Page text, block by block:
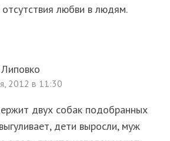
любви в людям.
2012 в 11:30
двух собак подобранных
дети выросли, муж